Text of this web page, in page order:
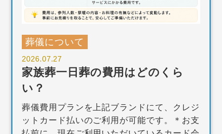
葬儀について
2026.07.27
家族葬一日葬の費用はどのくら
い？
葬儀費用プランを上記ブランドにて、クレジ
ットカード払いのご利用が可能です。＊お支